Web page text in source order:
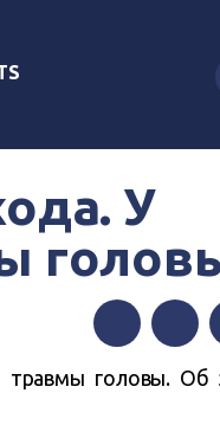
У
FacebookTwitter
головы. Об